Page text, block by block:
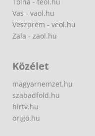
Vas - vaol.hu
Veszprém - veol.hu
Zala - zaol.hu
Közélet
magyarnemzet.hu
szabadfold.hu
hirtv.hu
origo.hu